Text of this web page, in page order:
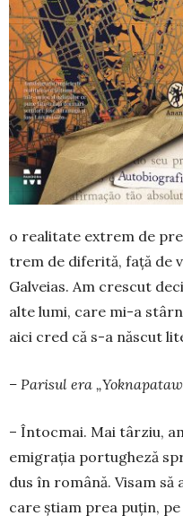
o rea­litate extrem de
trem de diferită, față de
Galveias. Am cres­cut
alte lumi, care mi-a
aici cred că s-a născut
– Parisul era
– Întocmai. Mai târziu,
emigrația portu­ghe­ză
dus în română. Visam
care știam prea pu­țin,